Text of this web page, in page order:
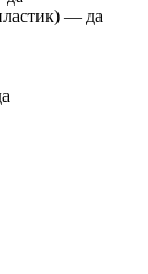
— да